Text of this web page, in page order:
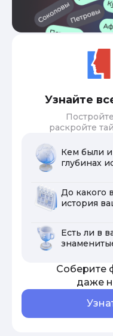
Узнайте
раскройте
Кем были
глубинах
До какого
история
Есть ли в
Соберите
даже